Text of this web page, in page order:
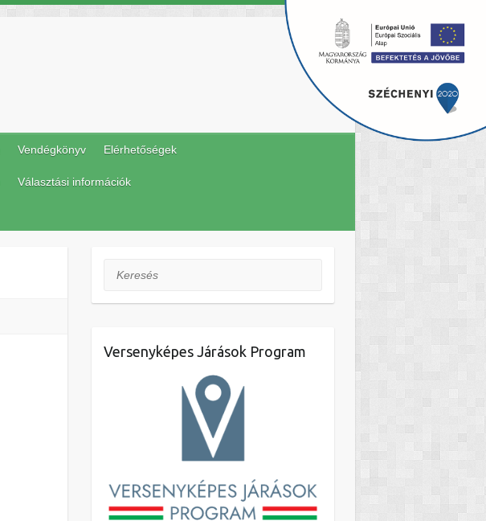
Vendégkönyv Elérhetőségek
Választási információk
Keresés
Versenyképes Járások Program